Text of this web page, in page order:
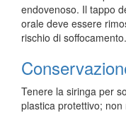
endovenoso. Il tappo
orale deve essere
rischio di soffocamento.
Tenere la siringa per
plastica protettivo;